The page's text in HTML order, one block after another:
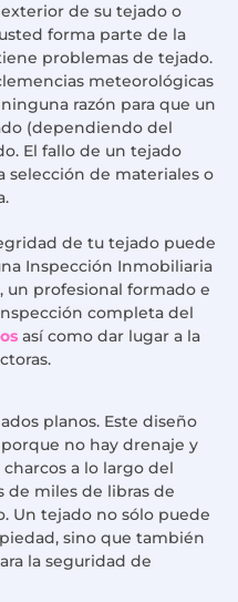
de su tejado o
forma parte de la
problemas de tejado.
meteorológicas
razón para que un
(dependiendo del
El fallo de un tejado
selección de materiales o
de tu tejado puede
Inspección Inmobiliaria
un profesional formado e
completa del
así como dar lugar a la
planos. Este diseño
no hay drenaje y
a lo largo del
de miles de libras de
Un tejado no sólo puede
sino que también
la seguridad de